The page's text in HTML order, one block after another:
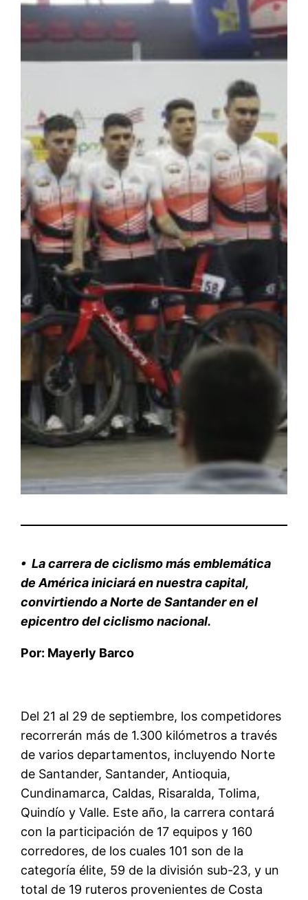
•La carrera de ciclismo más emblemática
de América iniciará en nuestra capital,
convirtiendo aNorte de Santanderen el
epicentro del ciclismo nacional.
Por: Mayerly Barco
Del 21 al 29 de septiembre, los competidores
recorrerán más de 1.300 kilómetros a través
de varios departamentos, incluyendo Norte
de Santander, Santander, Antioquia,
Cundinamarca, Caldas, Risaralda, Tolima,
Quindío y Valle. Este año, la carrera contará
con la participación de 17 equipos y 160
corredores, de los cuales 101 son de la
categoría élite, 59 de la división sub-23, y un
total de 19 ruteros provenientes de Costa